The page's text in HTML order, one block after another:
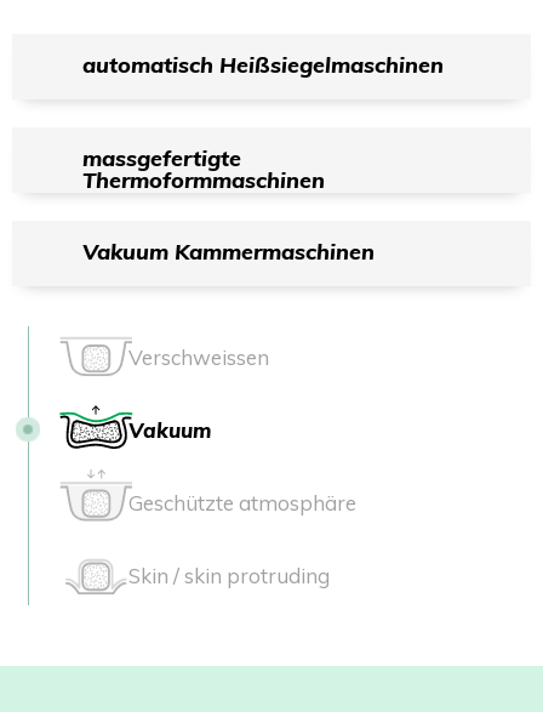
automatisch Heißsiegelmaschinen
massgefertigte
Thermoformmaschinen
Vakuum Kammermaschinen
Verschweissen
Vakuum
Geschützte atmosphäre
Skin / skin protruding